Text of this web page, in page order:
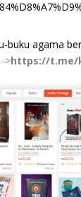
buku agama
->https://t.me/